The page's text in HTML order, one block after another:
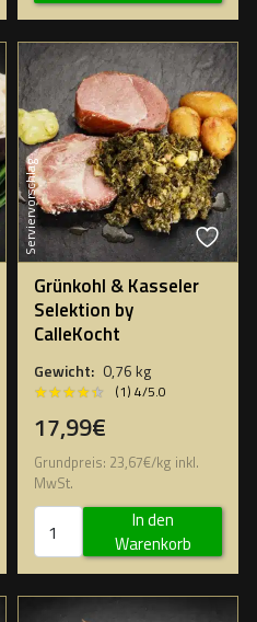
Serviervorschlag
Grünkohl & Kasseler
Selektion by
CalleKocht
Gewicht: 0,76 kg
★★★★★
★★★★★ (1) 4/5.0
17,99€
Grundpreis: 23,67€/kg inkl.
MwSt.
In den
Warenkorb